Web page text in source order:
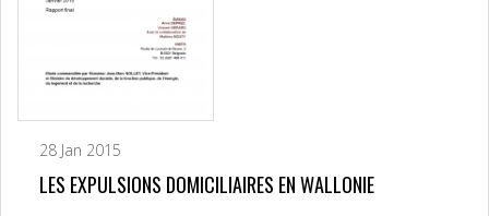
28 Jan 2015
LES EXPULSIONS DOMICILIAIRES EN WALLONIE